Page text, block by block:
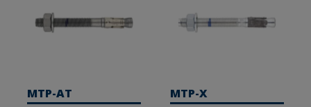
MTP-AT MTP-X